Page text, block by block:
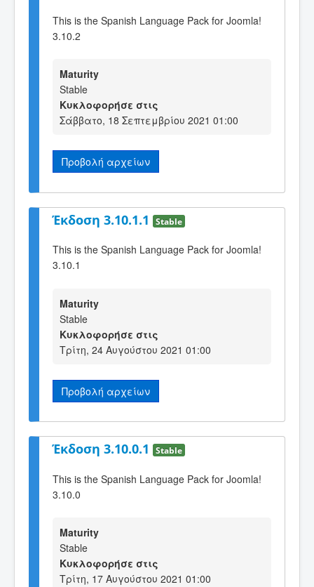
This is the Spanish Language Pack for Joomla!
3.10.2
Maturity
Stable
Κυκλοφορήσε στις
Σάββατο, 18 Σεπτεμβρίου 2021 01:00
Προβολή αρχείων
Έκδοση 3.10.1.1 Stable
This is the Spanish Language Pack for Joomla!
3.10.1
Maturity
Stable
Κυκλοφορήσε στις
Τρίτη, 24 Αυγούστου 2021 01:00
Προβολή αρχείων
Έκδοση 3.10.0.1 Stable
This is the Spanish Language Pack for Joomla!
3.10.0
Maturity
Stable
Κυκλοφορήσε στις
Τρίτη, 17 Αυγούστου 2021 01:00